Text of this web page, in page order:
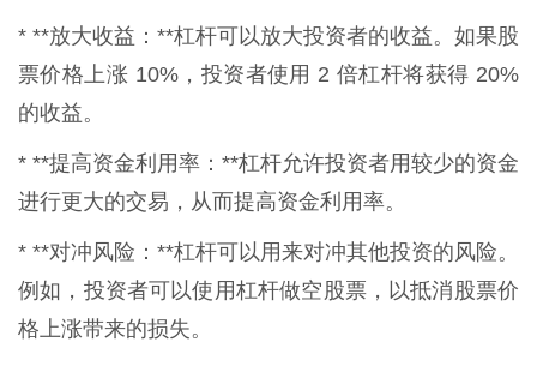
* **放大收益：**杠杆可以放大投资者的收益。如果股
票价格上涨 10%，投资者使用 2 倍杠杆将获得 20%
的收益。
* **提高资金利用率：**杠杆允许投资者用较少的资金
进行更大的交易，从而提高资金利用率。
* **对冲风险：**杠杆可以用来对冲其他投资的风险。
例如，投资者可以使用杠杆做空股票，以抵消股票价
格上涨带来的损失。